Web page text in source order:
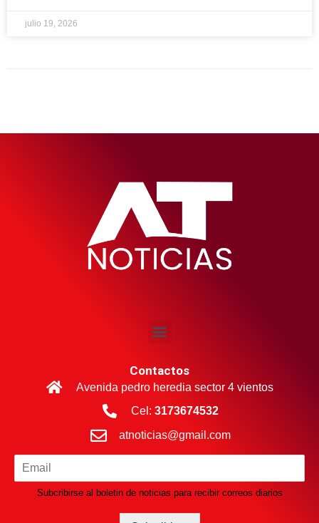
julio 19, 2026
Contactos
Avenida pedro heredia sector 4 vientos
Cel: 3173674532
atnoticias@gmail.com
Subcribirse al boletin de noticias para recibir correos diarios